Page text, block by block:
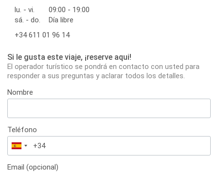
lu. - vi.
09:00 - 19:00
sá. - do.
Día libre
+34 611 01 96 14
Si le gusta este viaje, ¡reserve aqui!
El operador turístico se pondrá en contacto con usted para
responder a sus preguntas y aclarar todos los detalles.
Nombre
Teléfono
España
+34
Email (opcional)